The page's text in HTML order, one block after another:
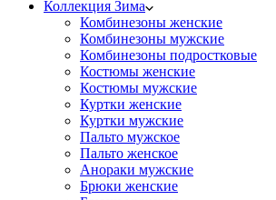
Коллекция Зима
Комбинезоны женские
Комбинезоны мужские
Комбинезоны подростковые
Костюмы женские
Костюмы мужские
Куртки женские
Куртки мужские
Пальто мужское
Пальто женское
Анораки мужские
Брюки женские